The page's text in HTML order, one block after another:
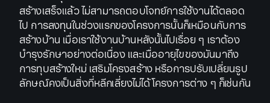
สร้างเสร็จแล้ว ไม่สามารถตอบโจทย์การใช้งานได้ตลอด
ไป การลงทุนในช่วงแรกของโครงการนั้นก็เหมือนกับการ
สร้างบ้าน เมื่อเราใช้งานบ้านหลังนั้นไปเรื่อย ๆ เราต้อง
บำรุงรักษาอย่างต่อเนื่อง และเมื่ออายุไขของมันมาถึง
การทุบสร้างใหม่ เสริมโครงสร้าง หรือการปรับเปลี่ยนรูป
ลักษณ์คงเป็นสิ่งที่หลีกเลี่ยงไม่ได้ โครงการต่าง ๆ ก็เช่นกัน